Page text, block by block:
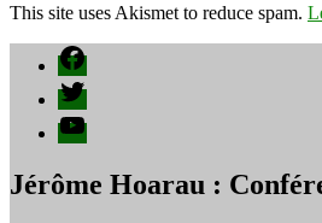
This site uses Akismet to reduce spam.
Facebook
Twitter
YouTube
Jérôme Hoarau :